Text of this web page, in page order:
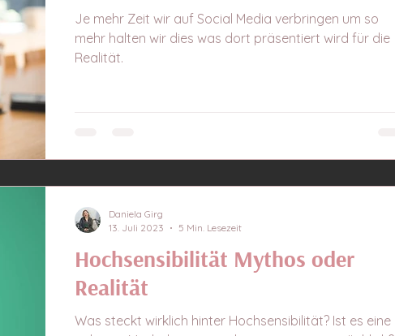
Je mehr Zeit wir auf Social Media verbringen um so
mehr halten wir dies was dort präsentiert wird für die
Realität.
Hochsensibilität Mythos oder
Realität
Was steckt wirklich hinter Hochsensibilität? Ist es eine
Daniela Girg
13. Juli 2023
5 Min. Lesezeit